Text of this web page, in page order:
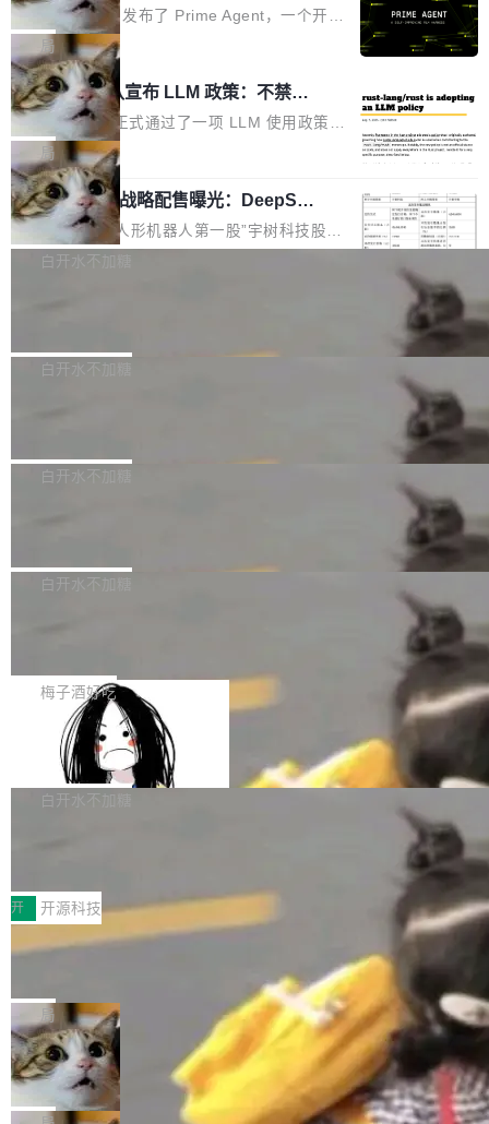
r Day）将在杭州启航。活动面向智能硬件产业
链企业和开发者，邀请行业专家与资深技术顾
问，围绕开源鸿蒙技术能力、设备适配、芯片适
配、功耗与稳定性调优、兼容性测评及统一互联
等内容展开系统讲解和实战交流，帮助企业进一
步了解开源鸿蒙在智能...
opilot coding agent 全部受影响。从检测到完全
恢复，大约 12 小时。 这是 2026 年 8 月的第六
起事故，其中四起与 AI/Copilot 服务相关。 Git
Hub 员工 kdaigle 在 HN 讨论中贴出了一组数
据：2025 年全年 10 亿次 commit。现在，每周
2.75 亿次，全年预计 140 亿次。GitHub...
进的编程 Agent，ARC-AGI 3 超越人类
专家基线
Prime Intellect 发布了 Prime Agent，一个开源
的编程 Agent Harness，核心设计围绕两个抽
象：Recursive Language Model（RLM）和 C
ontinual Harness。在 ARC-AGI 3 基准测试
上，Prime Agent + Opus 5 的组合达到了 95.
5% RHAE Best@1，超过了 ARC 报告的人类专
家基线 95.4%。 不是又一个 coding agent 包装
器 Prime Agent 的架构和市面上大多数 coding
agent 有本质区别。大多数 agent harness 的设
计是基于早期模型的能力—...
局
Rust 项目团队宣布 LLM 政策：不禁
止，但你要承认哪些代码不是你写的
Rust 语言项目正式通过了一项 LLM 使用政策，
覆盖 rust-lang/rust 单一仓库的代码贡献。这不
是项目级别的官方立场，目前由五个团队采纳，
但它可能是主流开源项目中关于 AI 辅助贡献最
细致的一份规则。 政策的核心只有一句话：LLM
可以用来分析、提炼、审阅、建议，但不能用来
不得生成涉及安全性的关键变更，除非作者本身
局
宇树科技 IPO 战略配售曝光：DeepSe
ek 获配 93.3 万股，锁定 36 个月
8月6日晚间，“人形机器人第一股”宇树科技股份
有限公司披露IPO发行价格及战略配售结果，杭
36个月。 公告显示，本次宇树科技战略配售对
员工参与设立的专项资产管理计划。其中，Dee
获配9...
白开水不加糖
Bug fixes and enhancements 修复多次传递同
一个回归问题，该问题导致拉取镜像时会拒绝包
题，该问题可能导致在旧版 Linux 内核...
白开水不加糖
e 孵化器项目管理委员会（IPMC）投票中获得
P）！这一里程碑不仅标志着 Fluss 迈入新的发
白开水不加糖
长期停止内容更新，未能实现其作为“AI版维基百
提交的编辑请求也长期处于待处理状态。 Groki
pedia 于去年底上线，定位为由人工智能生成内
容的百科平台，被马斯克视为传统众包百科网站
维基百科的替代方案。Lawfare 调查发现，无论
热门页面还是低关注度页面，均未出现近期更
白开水不加糖
是这样的：配 MessageSource 的 Bean、写 R
eloadableResourceBundleMessageSource、
声明 LocaleResolver、注册 LocaleChangeInt
erceptor…五六步之后才能看到第一行翻译文
本。 Solon 换了个方式。整个 i18n 模块围绕三
梅子酒好吃
Apache Doris 4.1 全面增强 Iceberg：
支持 UPDATE、MERGE INTO 与 Iceb
erg V3
Apache Doris 4.1 要补齐的，正是缺失的那一
半。在已有查询能力的基础上，Doris 进一步支
常维护操作，并完整支持 Iceberg V3 格式。
白开水不加糖
村国家自主创新示范区会议中心开幕。本届大会
由中关村智联软件服务业质量创新联盟主办，以
“智构可信·质创未来——AI原生时代的质量新范
式”为主题，直面AI从实验室走向规模化产业落地
的核心质量命题。会上，《2026智能研发生产力
工具选型手册》发布，Testin云测的Testin XAge
nt智能测试系统入选AI测试领域代表产品。对CI
O而言，这提示了一个转变：AI测试正在从效率
工具升级为企业的质量基础设施。 CIO面对的新
开 开源科技
让非法状态不可表示：一篇关于 ADT
有一种东西，一旦用过就回不去了。Alex Fedos
eev 管它叫"软件设计的基石"。 他说的东西不新
鲜——代数数据类型（ADT），尤其是和类型
（sum type）。但他说清楚了一件事：这不是类
型系统的学术体操，是日常编码的思维方式。 文
章从一个简单的例子切入。一个网站的深色主题
局
Cloudflare 开源内部企业 AI 平台 Clou
dflare OS
Cloudflare 发布了一个开源项目 Cloudflare O
S。如果你只看官方博客，你会觉得这是又一